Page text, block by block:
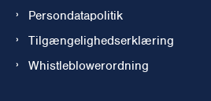
Persondatapolitik
Tilgængelighedserklæring
Whistleblowerordning